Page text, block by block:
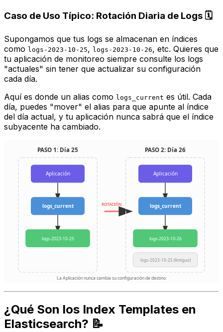
Caso de Uso Típico: Rotación Diaria de Logs 🗓️
Supongamos que tus logs se almacenan en índices
como logs-2023-10-25, logs-2023-10-26, etc. Quieres que
tu aplicación de monitoreo siempre consulte los logs
"actuales" sin tener que actualizar su configuración
cada día.
Aquí es donde un alias como logs_current es útil. Cada
día, puedes "mover" el alias para que apunte al índice
del día actual, y tu aplicación nunca sabrá que el índice
subyacente ha cambiado.
PASO 1: Día 25
Aplicación
logs_current
logs-2023-10-25
ROTACIÓN
PASO 2: Día 26
Aplicación
logs_current
logs-2023-10-26
logs-2023-10-25 (Antiguo)
La Aplicación nunca cambia su configuración de destino.
¿Qué Son los Index Templates en
Elasticsearch? 📝